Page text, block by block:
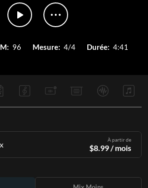
96 Mesure: 4/4 Durée: 4:41
À partir de
$8.99/ mois
12 tonalités avec des Mix Plus et Moins
et le chant original.